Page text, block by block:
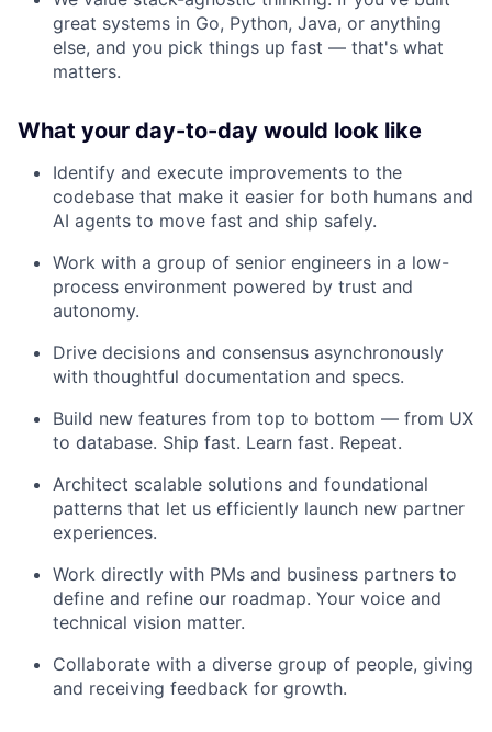
great systems in Go, Python, Java, or anything
else, and you pick things up fast — that's what
matters.
What your day-to-day would look like
Identify and execute improvements to the
codebase that make it easier for both humans and
AI agents to move fast and ship safely.
Work with a group of senior engineers in a low-
process environment powered by trust and
autonomy.
Drive decisions and consensus asynchronously
with thoughtful documentation and specs.
Build new features from top to bottom — from UX
to database. Ship fast. Learn fast. Repeat.
Architect scalable solutions and foundational
patterns that let us efficiently launch new partner
experiences.
Work directly with PMs and business partners to
define and refine our roadmap. Your voice and
technical vision matter.
Collaborate with a diverse group of people, giving
and receiving feedback for growth.